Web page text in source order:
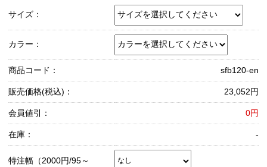
サイズ：
カラー：
商品コード： sfb120-en
販売価格(税込)： 23,052円
会員値引： 0円
在庫： -
特注幅（2000円/95～